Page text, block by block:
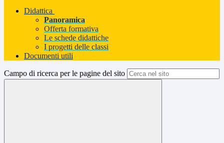
Didattica
Panoramica
Offerta formativa
Le schede didattiche
I progetti delle classi
Documenti utili
Campo di ricerca per le pagine del sito